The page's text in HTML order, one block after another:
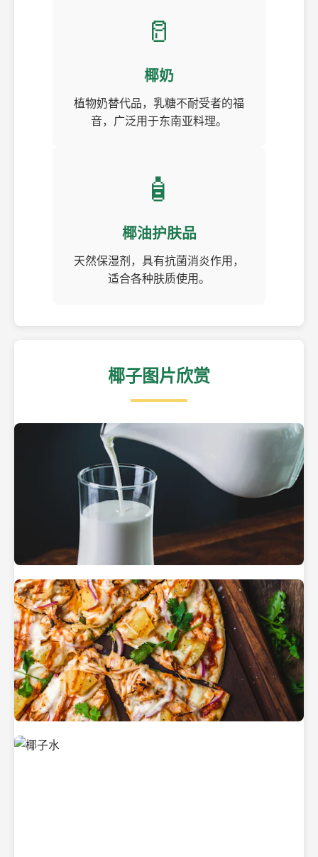
🥛
椰奶
植物奶替代品，乳糖不耐受者的福
音，广泛用于东南亚料理。
🧴
椰油护肤品
天然保湿剂，具有抗菌消炎作用，
适合各种肤质使用。
椰子图片欣赏
热带海滩上的椰子树
新鲜采摘的椰子